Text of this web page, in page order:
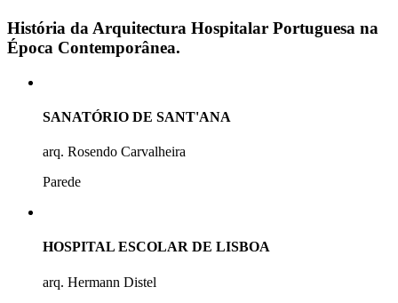
História da Arquitectura Hospitalar Portuguesa na
Época Contemporânea.
SANATÓRIO DE SANT'ANA
arq. Rosendo Carvalheira
Parede
HOSPITAL ESCOLAR DE LISBOA
arq. Hermann Distel